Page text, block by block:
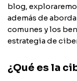
blog,
además de
comunes y los
estrategia de
¿Qué es la